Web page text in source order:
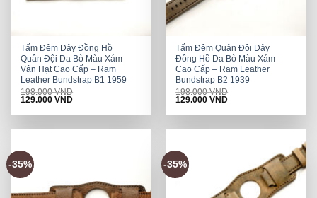
Tấm Đệm Dây Đồng Hồ
Quân Đội Da Bò Màu Xám
Vân Hạt Cao Cấp – Ram
Leather Bundstrap B1 1959
198.000VND
Original
was:
129.000VNDCurrent
is:
Tấm Đệm Quân Đội Dây
Đồng Hồ Da Bò Màu Xám
Cao Cấp – Ram Leather
Bundstrap B2 1939
198.000VND
Original
was:
129.000VNDCurrent
is:
-35% -35%